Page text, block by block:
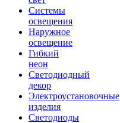
Системы
освещения
Наружное
освещение
Гибкий
неон
Светодиодный
декор
Электроустановочные
изделия
Светодиоды